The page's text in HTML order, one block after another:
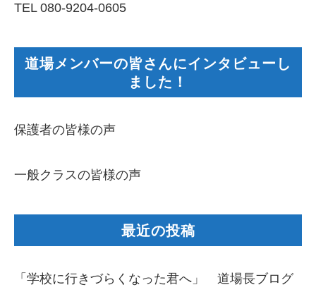
TEL 080-9204-0605
道場メンバーの皆さんにインタビューし
ました！
保護者の皆様の声
一般クラスの皆様の声
最近の投稿
「学校に行きづらくなった君へ」 道場長ブログ